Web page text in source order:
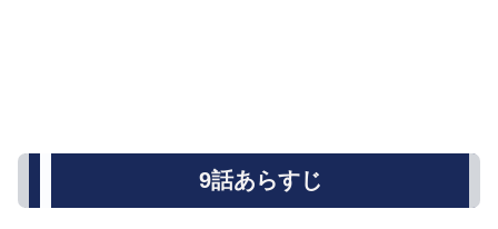
9話あらすじ